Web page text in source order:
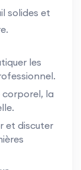
solides et
les
la
et discuter